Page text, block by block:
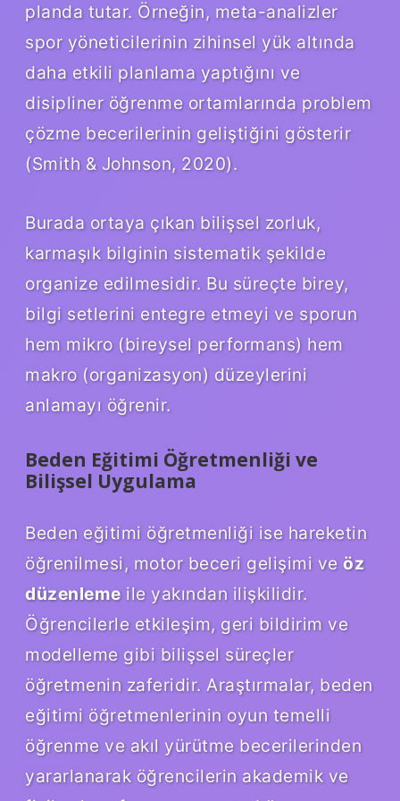
planda tutar. Örneğin, meta-analizler
spor yöneticilerinin zihinsel yük altında
daha etkili planlama yaptığını ve
disipliner öğrenme ortamlarında problem
çözme becerilerinin geliştiğini gösterir
(Smith & Johnson, 2020).
Burada ortaya çıkan bilişsel zorluk,
karmaşık bilginin sistematik şekilde
organize edilmesidir. Bu süreçte birey,
bilgi setlerini entegre etmeyi ve sporun
hem mikro (bireysel performans) hem
makro (organizasyon) düzeylerini
anlamayı öğrenir.
Beden Eğitimi Öğretmenliği ve
Bilişsel Uygulama
Beden eğitimi öğretmenliği ise hareketin
öğrenilmesi, motor beceri gelişimi ve öz
düzenlemeile yakından ilişkilidir.
Öğrencilerle etkileşim, geri bildirim ve
modelleme gibi bilişsel süreçler
öğretmenin zaferidir. Araştırmalar, beden
eğitimi öğretmenlerinin oyun temelli
öğrenme ve akıl yürütme becerilerinden
yararlanarak öğrencilerin akademik ve